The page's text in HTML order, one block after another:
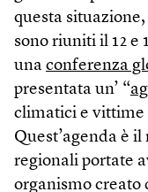
questa
sono riuniti il 12 e
una conferenza
presentata un’ “
climatici e vittime
Quest’agenda è
regionali portate
organismo creato